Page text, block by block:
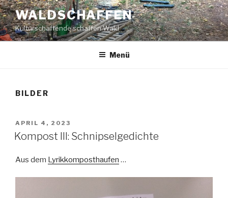
Zum
Inhalt
springen
WALDSCHAFFEN
Kulturschaffende schaffen Wald
Menü
BILDER
VERÖFFENTLICHT
AM
APRIL 4, 2023
Kompost III: Schnipselgedichte
Aus dem Lyrikkomposthaufen …